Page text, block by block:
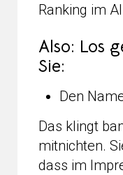
Ranking im
Also: Los
Sie:
Den
Das klingt
mitnichten.
dass im